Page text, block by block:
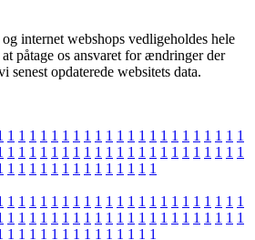
internet webshops vedligeholdes hele
påtage os ansvaret for ændringer der
senest opdaterede websitets data.
1 1 1 1 1 1 1 1 1 1 1 1 1 1 1 1 1 1 1 1 1 1
1 1 1 1 1 1 1 1 1 1 1 1 1 1 1 1 1 1 1 1 1 1
1 1 1 1 1 1 1 1 1 1 1 1 1 1
1 1 1 1 1 1 1 1 1 1 1 1 1 1 1 1 1 1 1 1 1 1
1 1 1 1 1 1 1 1 1 1 1 1 1 1 1 1 1 1 1 1 1 1
1 1 1 1 1 1 1 1 1 1 1 1 1 1